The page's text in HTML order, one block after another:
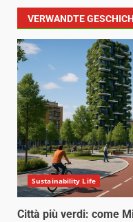
VERWANDTE
Sustainability Life
Città più verdi: come